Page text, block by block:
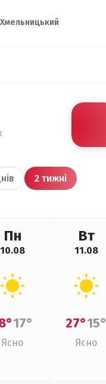
Хмельницький
2 тижні
Пн
10.08
17°
Ясно
Вт
11.08
27°15°
Ясно